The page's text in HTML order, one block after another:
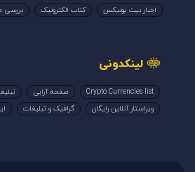
اخبار بیت یونیکس
کتاب الکترونیک بررسی
لینکدونی
Crypto Currencies list صفحه آرایی
ویراستار آنلاین رایگان
گرافیک و تبلیغات